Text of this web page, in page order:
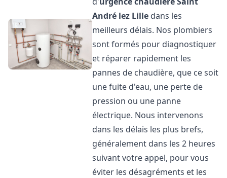
André lez Lille dans les
meilleurs délais. Nos plombiers
sont formés pour diagnostiquer
et réparer rapidement les
pannes de chaudière, que ce soit
une fuite d'eau, une perte de
pression ou une panne
électrique. Nous intervenons
dans les délais les plus brefs,
généralement dans les 2 heures
suivant votre appel, pour vous
éviter les désagréments et les